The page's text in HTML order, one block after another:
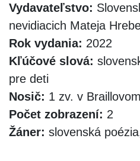
Vydavateľstvo:
nevidiacich Mateja
Rok vydania: 2022
Kľúčové slová:
pre deti
Nosič: 1 zv. v
Počet zobrazení: 2
Žáner: slovenská